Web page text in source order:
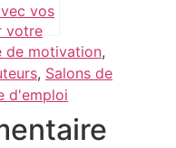
vos
votre
de motivation,
, Salons de
d'emploi